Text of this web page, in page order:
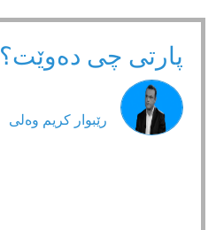
پارتی چی دەوێت؟
رێبوار كریم وەلی